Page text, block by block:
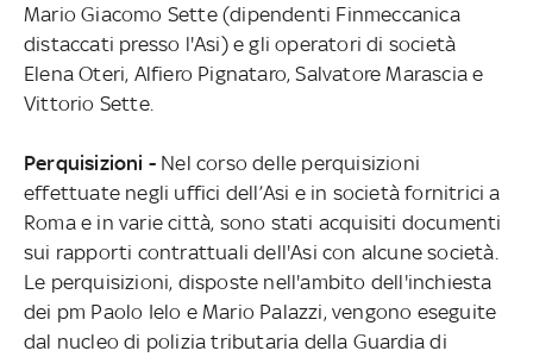
Mario Giacomo Sette (dipendenti Finmeccanica
distaccati presso l'Asi) e gli operatori di società
Elena Oteri, Alfiero Pignataro, Salvatore Marascia e
Vittorio Sette.
Perquisizioni -Nel corso delle perquisizioni
effettuate negli uffici dell’Asi e in società fornitrici a
Roma e in varie città, sono stati acquisiti documenti
sui rapporti contrattuali dell'Asi con alcune società.
Le perquisizioni, disposte nell'ambito dell'inchiesta
dei pm Paolo Ielo e Mario Palazzi, vengono eseguite
dal nucleo di polizia tributaria della Guardia di